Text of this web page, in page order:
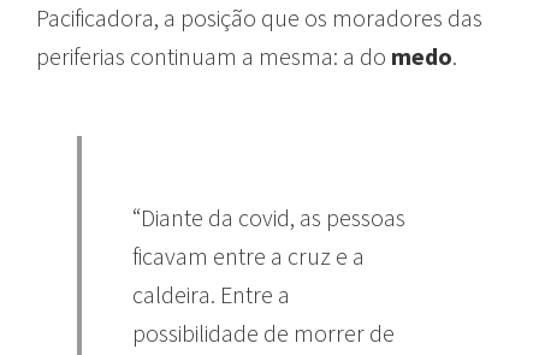
Pacificadora, a posição que os moradores das
periferias continuam a mesma: a do medo.
“Diante da covid, as pessoas
ficavam entre a cruz e a
caldeira. Entre a
possibilidade de morrer de